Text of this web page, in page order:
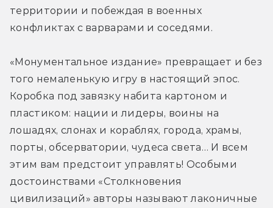
территории и побеждая в военных
конфликтах с варварами и соседями.
«Монументальное издание» превращает и без
того немаленькую игру в настоящий эпос.
Коробка под завязку набита картоном и
пластиком: нации и лидеры, воины на
лошадях, слонах и кораблях, города, храмы,
порты, обсерватории, чудеса света… И всем
этим вам предстоит управлять! Особыми
достоинствами «Столкновения
цивилизаций» авторы называют лаконичные